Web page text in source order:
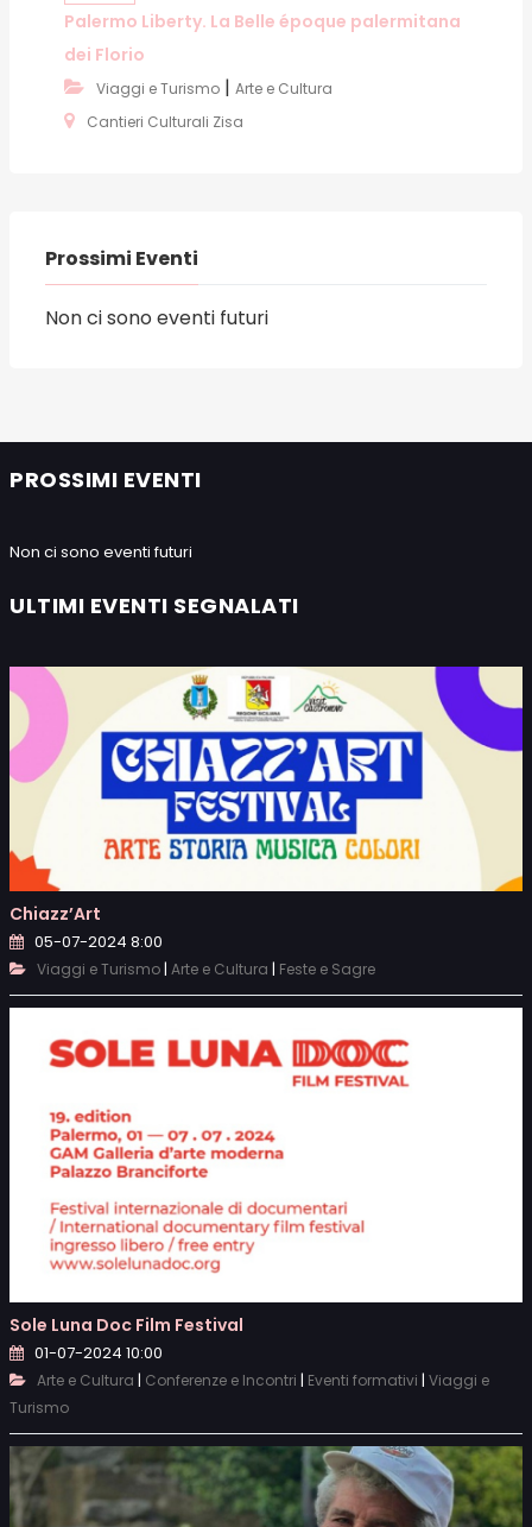
Palermo Liberty. La Belle époque palermitana
dei Florio
Viaggi e Turismo | Arte e Cultura
Cantieri Culturali Zisa
Prossimi Eventi
Non ci sono eventi futuri
PROSSIMI EVENTI
Non ci sono eventi futuri
ULTIMI EVENTI SEGNALATI
Chiazz’Art
05-07-2024 8:00
Viaggi e Turismo | Arte e Cultura | Feste e Sagre
Sole Luna Doc Film Festival
01-07-2024 10:00
Arte e Cultura | Conferenze e Incontri | Eventi formativi | Viaggi e
Turismo